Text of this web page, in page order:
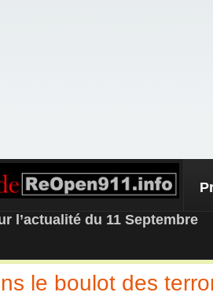
– NEWS
l’actualité du 11 Septembre
le boulot des